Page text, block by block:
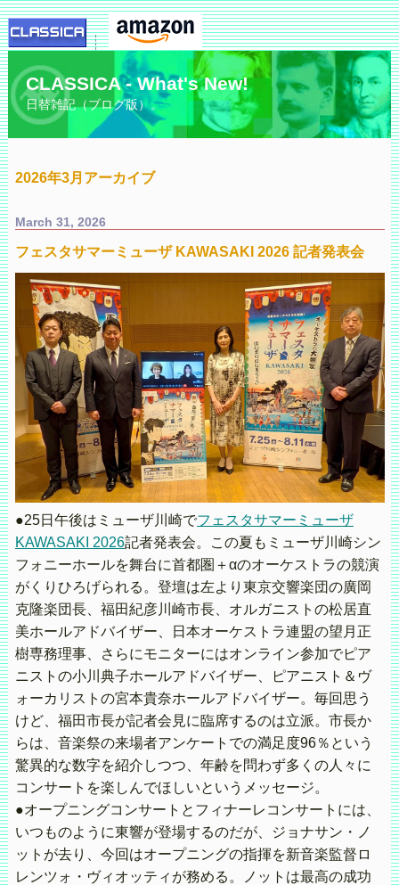
CLASSICA - What's New!
日替雑記（ブログ版）。
2026年3月アーカイブ
March 31, 2026
フェスタサマーミューザ KAWASAKI 2026 記者発表会
●25日午後はミューザ川崎でフェスタサマーミューザ
KAWASAKI 2026記者発表会。この夏もミューザ川崎シン
フォニーホールを舞台に首都圏＋αのオーケストラの競演
がくりひろげられる。登壇は左より東京交響楽団の廣岡
克隆楽団長、福田紀彦川崎市長、オルガニストの松居直
美ホールアドバイザー、日本オーケストラ連盟の望月正
樹専務理事、さらにモニターにはオンライン参加でピア
ニストの小川典子ホールアドバイザー、ピアニスト＆ヴ
ォーカリストの宮本貴奈ホールアドバイザー。毎回思う
けど、福田市長が記者会見に臨席するのは立派。市長か
らは、音楽祭の来場者アンケートでの満足度96％という
驚異的な数字を紹介しつつ、年齢を問わず多くの人々に
コンサートを楽しんでほしいというメッセージ。
●オープニングコンサートとフィナーレコンサートには、
いつものように東響が登場するのだが、ジョナサン・ノ
ットが去り、今回はオープニングの指揮を新音楽監督ロ
レンツォ・ヴィオッティが務める。ノットは最高の成功